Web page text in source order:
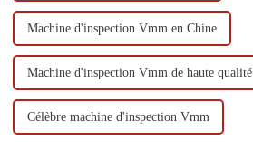
Machine d'inspection Vmm en Chine
Machine d'inspection Vmm de haute qualité
Célèbre machine d'inspection Vmm